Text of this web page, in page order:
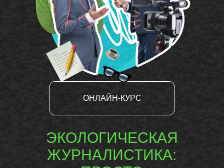
ЭКОЛОГИЧЕСКАЯ
ЖУРНАЛИСТИКА:
ОНЛАЙН-КУРС